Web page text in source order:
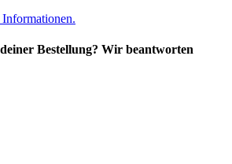
Bestellung? Wir beantworten